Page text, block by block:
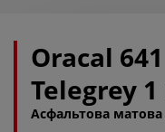
Oracal
Telegrey 1
Асфальтова матова